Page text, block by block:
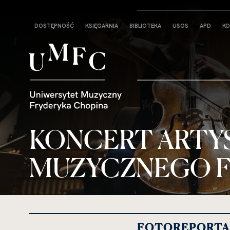
Strona
DOSTĘPNOŚĆ KSIĘGARNIA BIBLIOTEKA USOS APD
KONCERT
MUZYCZNEGO